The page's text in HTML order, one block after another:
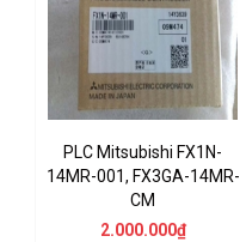
PLC Mitsubishi FX1N-
14MR-001, FX3GA-14MR-
CM
2.000.000₫